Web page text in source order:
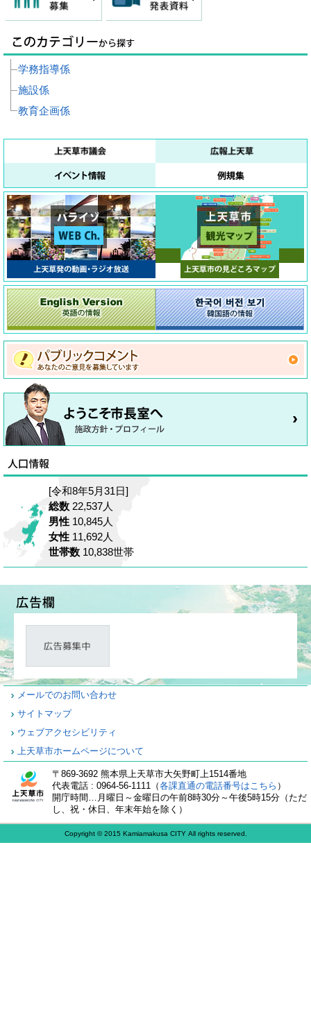
学務指導係
施設係
教育企画係
[令和8年5月31日]
総数 22,537人
男性 10,845人
女性 11,692人
世帯数 10,838世帯
メールでのお問い合わせ
サイトマップ
ウェブアクセシビリティ
上天草市ホームページについて
〒869-3692 熊本県上天草市大矢野町上1514番地
代表電話 : 0964-56-1111（各課直通の電話番号はこちら ）
開庁時間…月曜日～金曜日の午前8時30分～午後5時15分（ただ
し、祝・休日、年末年始を除く）
Copyright © 2015 Kamiamakusa CITY All rights reserved.